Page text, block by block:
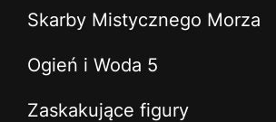
Skarby Mistycznego Morza
Ogień i Woda 5
Zaskakujące figury